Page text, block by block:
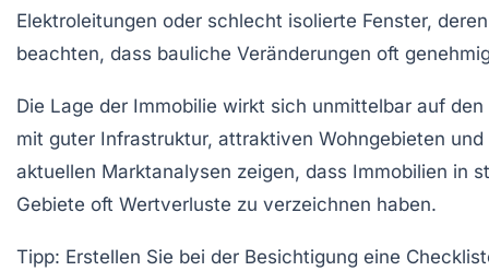
Elektroleitungen oder schlecht isolierte Fenster,
beachten, dass bauliche Veränderungen oft
Die Lage der Immobilie wirkt sich unmittelbar auf
mit guter Infrastruktur, attraktiven Wohngebieten
aktuellen Marktanalysen zeigen, dass Immobilien in
Gebiete oft Wertverluste zu verzeichnen haben.
Tipp: Erstellen Sie bei der Besichtigung eine